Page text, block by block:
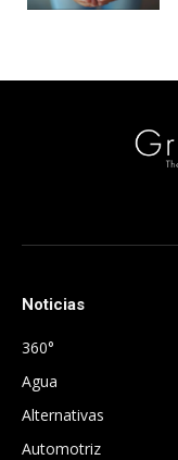
Noticias
360°
Agua
Alternativas
Automotriz